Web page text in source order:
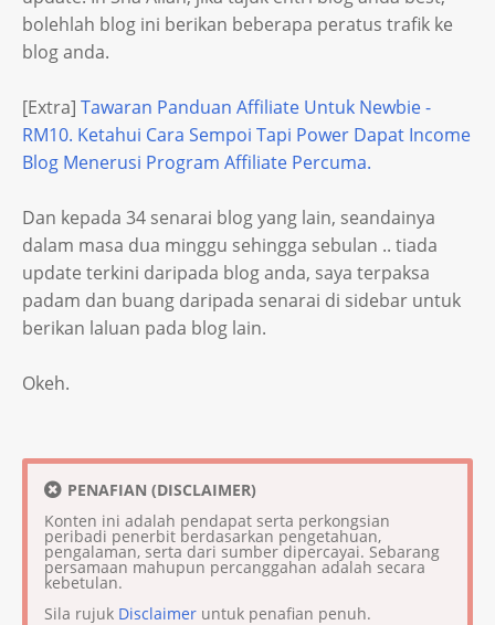
bolehlah blog ini berikan beberapa peratus trafik ke
blog anda.
[Extra] Tawaran Panduan Affiliate Untuk Newbie -
RM10. Ketahui Cara Sempoi Tapi Power Dapat Income
Blog Menerusi Program Affiliate Percuma.
Dan kepada 34 senarai blog yang lain, seandainya
dalam masa dua minggu sehingga sebulan .. tiada
update terkini daripada blog anda, saya terpaksa
padam dan buang daripada senarai di sidebar untuk
berikan laluan pada blog lain.
Okeh.
PENAFIAN (DISCLAIMER)
Konten ini adalah pendapat serta perkongsian
peribadi penerbit berdasarkan pengetahuan,
pengalaman, serta dari sumber dipercayai. Sebarang
persamaan mahupun percanggahan adalah secara
kebetulan.
Sila rujuk Disclaimer untuk penafian penuh.